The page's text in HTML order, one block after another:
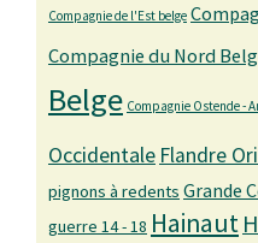
Compagnie de l'Est belge
Compagnie du Nord
Belge Compagnie Ostende -
Occidentale Flandre
pignons à redents Grande
guerre 14 - 18 Hainaut